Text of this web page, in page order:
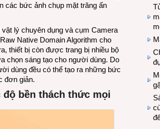
các bức ảnh chụp mặt trăng ấn
lý chuyên dụng và cụm Camera
Native Domain Algorithm cho
thiết bị còn được trang bị nhiều bộ
chọn sáng tạo cho người dùng. Do
dùng đều có thể tạo ra những bức
đơn giản.
bền thách thức mọi